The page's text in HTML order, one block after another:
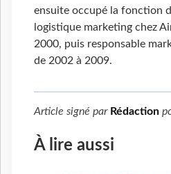
ensuite occupé la fonction
logistique marketing chez
2000, puis responsable
de 2002 à 2009.
Article signé par Rédaction
À lire aussi